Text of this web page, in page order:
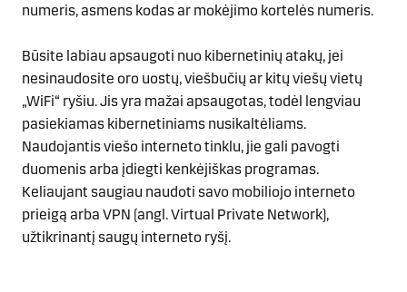
numeris, asmens kodas ar mokėjimo kortelės numeris.
Būsite labiau apsaugoti nuo kibernetinių atakų, jei
nesinaudosite oro uostų, viešbučių ar kitų viešų vietų
„WiFi“ ryšiu. Jis yra mažai apsaugotas, todėl lengviau
pasiekiamas kibernetiniams nusikaltėliams.
Naudojantis viešo interneto tinklu, jie gali pavogti
duomenis arba įdiegti kenkėjiškas programas.
Keliaujant saugiau naudoti savo mobiliojo interneto
prieigą arba VPN (angl. Virtual Private Network),
užtikrinantį saugų interneto ryšį.